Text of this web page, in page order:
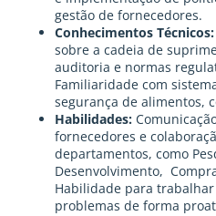
gestão de fornecedores.
Conhecimentos Técnicos:
sobre a cadeia de
auditoria e normas
Familiaridade com
segurança de alimentos,
Habilidades:
fornecedores e
departamentos, como
Desenvolvimento,
Habilidade para
problemas de forma